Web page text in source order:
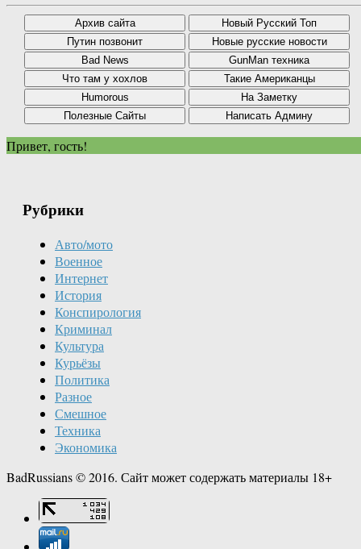
Привет, гость!
Рубрики
Авто/мото
Военное
Интернет
История
Конспирология
Криминал
Культура
Курьёзы
Политика
Разное
Смешное
Техника
Экономика
BadRussians © 2016. Сайт может содержать материалы 18+